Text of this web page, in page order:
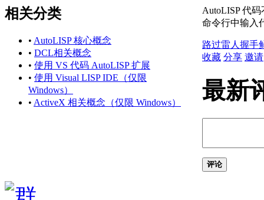
关于
Reals（AutoLISP）
（AutoLISP）
相关分类
• AutoLISP 核心概念
• DCL相关概念
• 使用 VS 代码 AutoLISP 扩展
• 使用 Visual LISP IDE（仅限
Windows）
• ActiveX 相关概念（仅限 Windows）
AutoLISP 代
命令行中输入
路过雷人 握手
收藏 分享 邀请
最新
评论